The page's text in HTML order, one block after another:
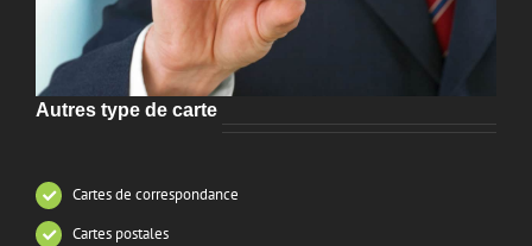
Autres type de carte
Cartes de correspondance
Cartes postales